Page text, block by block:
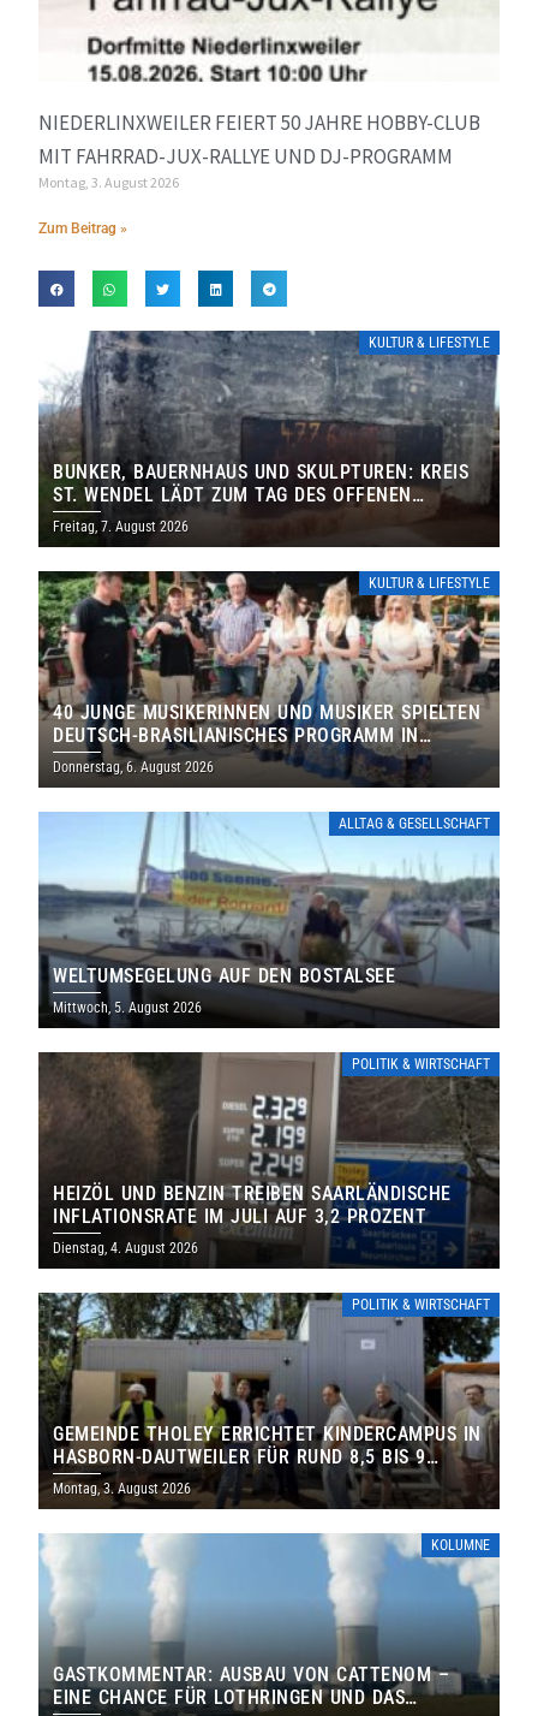
NIEDERLINXWEILER FEIERT 50 JAHRE HOBBY-CLUB
MIT FAHRRAD-JUX-RALLYE UND DJ-PROGRAMM
Montag, 3. August 2026
Zum Beitrag »
KULTUR & LIFESTYLE
BUNKER, BAUERNHAUS UND SKULPTUREN: KREIS
ST. WENDEL LÄDT ZUM TAG DES OFFENEN
DENKMALS EIN
Freitag, 7. August 2026
KULTUR & LIFESTYLE
40 JUNGE MUSIKERINNEN UND MUSIKER SPIELTEN
DEUTSCH-BRASILIANISCHES PROGRAMM IN
THOLEY
Donnerstag, 6. August 2026
ALLTAG & GESELLSCHAFT
WELTUMSEGELUNG AUF DEN BOSTALSEE
Mittwoch, 5. August 2026
POLITIK & WIRTSCHAFT
HEIZÖL UND BENZIN TREIBEN SAARLÄNDISCHE
INFLATIONSRATE IM JULI AUF 3,2 PROZENT
Dienstag, 4. August 2026
POLITIK & WIRTSCHAFT
GEMEINDE THOLEY ERRICHTET KINDERCAMPUS IN
HASBORN-DAUTWEILER FÜR RUND 8,5 BIS 9
MILLIONEN EURO
Montag, 3. August 2026
KOLUMNE
GASTKOMMENTAR: AUSBAU VON CATTENOM –
EINE CHANCE FÜR LOTHRINGEN UND DAS